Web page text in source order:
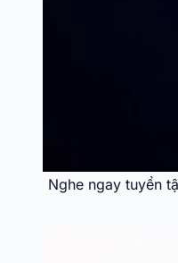
Nghe ngay tuyển